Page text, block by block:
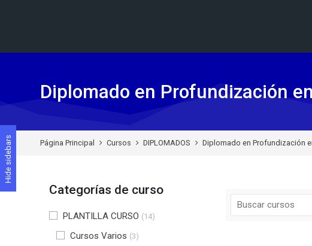
Diplomado en Profundización
Página Principal Cursos DIPLOMADOS Diplomado en Profundización
Categorías de curso
PLANTILLA CURSO (14)
Cursos Varios (3)
Hide sidebars